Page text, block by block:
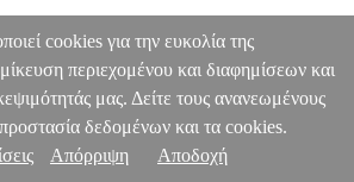
cookies για την ευκολία της
περιεχομένου και διαφημίσεων και
μας. Δείτε τους ανανεωμένους
δεδομένων και τα cookies.
Απόρριψη Αποδοχή